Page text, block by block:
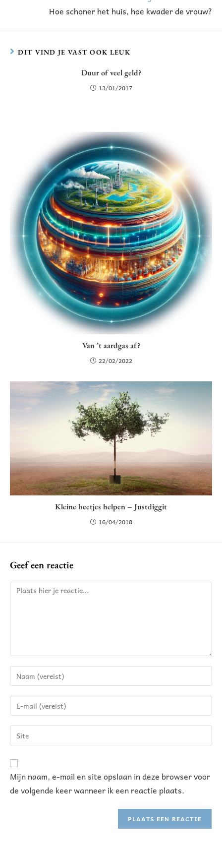
Hoe schoner het huis, hoe kwader de vrouw?
DIT VIND JE VAST OOK LEUK
Duur of veel geld?
13/01/2017
Van ’t aardgas af?
22/02/2022
Kleine beetjes helpen – Justdiggit
16/04/2018
Geef een reactie
Mijn naam, e-mail en site opslaan in deze browser voor
de volgende keer wanneer ik een reactie plaats.